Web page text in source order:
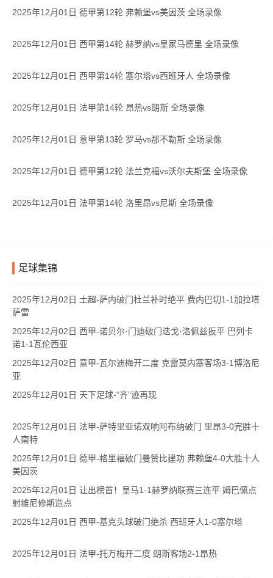
2025年12月01日 德甲第12轮 弗赖堡vs美因茨 全场录像
2025年12月01日 西甲第14轮 赫罗纳vs皇家马德里 全场录像
2025年12月01日 西甲第14轮 塞尔塔vs西班牙人 全场录像
2025年12月01日 法甲第14轮 昂热vs朗斯 全场录像
2025年12月01日 意甲第13轮 罗马vs那不勒斯 全场录像
2025年12月01日 德甲第12轮 法兰克福vs沃尔夫斯堡 全场录像
2025年12月01日 法甲第14轮 洛里昂vs尼斯 全场录像
足球集锦
2025年12月02日 土超-萨内破门杜兰补时绝平 费内巴切1-1加拉塔
萨雷
2025年12月02日 西甲-诺贝尔·门迪破门迭戈·洛佩兹扳平 巴列卡
诺1-1瓦伦西亚
2025年12月02日 意甲-瓦尔迪梅开二度 克雷莫内塞客场3-1博洛尼
亚
2025年12月01日 天下足球-“齐”迹再现
2025年12月01日 法甲-萨特里亚诺双响阿布纳破门 里昂3-0完胜十
人南特
2025年12月01日 德甲-格里福破门曼赞比建功 弗赖堡4-0大胜十人
美因茨
2025年12月01日 让出榜首！皇马1-1赫罗纳联赛三连平 姆巴佩点
射维尼修斯造点
2025年12月01日 西甲-基克头球破门绝杀 西班牙人1-0塞尔塔
2025年12月01日 法甲-托万梅开二度 朗斯客场2-1昂热